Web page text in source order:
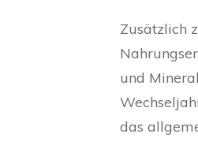
Zusätzlich
und
das